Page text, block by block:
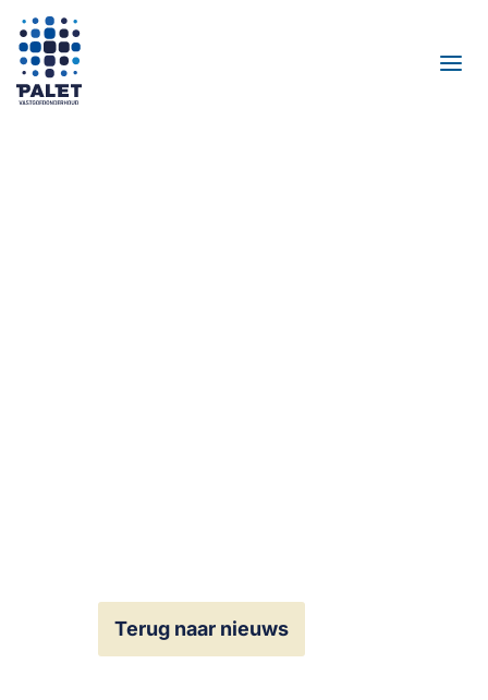
Terug naar nieuws